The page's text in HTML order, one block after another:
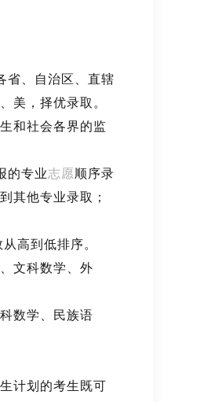
省、自治区、直辖
美，择优录取。
和社会各界的监
的专业志愿顺序录
其他专业录取；
高到低排序。
文科数学、外
数学、民族语
计划的考生既可